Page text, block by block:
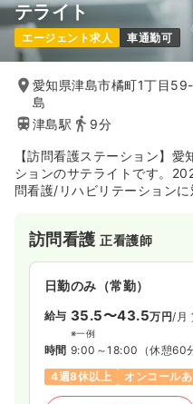
テライト
エージェント求人 車通勤可
愛知県津島市橘町1丁目
島
津島駅
9分
【訪問看護ステーション】
ションのサテライトです。
問看護/リハビリテーションに
ることが当事業所の特徴です。
20年以上の運用実績を経て
訪問看護正看護師
日勤のみ（常勤）
給与 35.5〜43.5万円/月
※一例
時間 9:00～18:00 （休憩60
4週8休以上
オンコールあ